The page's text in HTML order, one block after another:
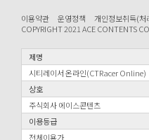
이용약관 운영정책
개인정보취득(처
COPYRIGHT 2021 ACE CONTENTS
제명
시티레이서 온라인(CTRacer Online)
상호
주식회사 에이스콘텐츠
이용등급
전체이용가